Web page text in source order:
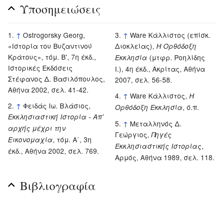
Υποσημειώσεις
↑ Ostrogorsky Georg,
«Ιστορία του Βυζαντινού
Κράτους», τόμ. Β', 7η έκδ.,
Ιστορικές Εκδόσεις
Στέφανος Δ. Βασιλόπουλος,
Αθήνα 2002, σελ. 41-42.
↑ Φειδάς Ιω. Βλάσιος,
Εκκλησιαστική Ιστορία - Απ'
αρχής μέχρι την
Εικονομαχία, τόμ. Α΄, 3η
έκδ., Αθήνα 2002, σελ. 769.
↑ Ware Κάλλιστος (επίσκ.
Διοκλείας),Η Ορθόδοξη
Εκκλησία (μτφρ. Ροηλίδης
Ι.), 4η έκδ., Ακρίτας, Αθήνα
2007, σελ. 56-58.
↑ Ware Κάλλιστος,Η
Ορθόδοξη Εκκλησία, ό.π.
↑ Μεταλληνός Δ.
Γεώργιος,Πηγές
Εκκλησιαστικής Ιστορίας,
Αρμός, Αθήνα 1989, σελ. 118.
Βιβλιογραφία